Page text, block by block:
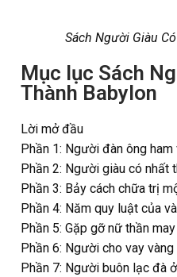
Sách Người Giàu
Mục lục Sách
Thành Babylon
Lời mở đầu
Phần 1: Người đàn ông ham
Phần 2: Người giàu có nhất
Phần 3: Bảy cách chữa trị
Phần 4: Năm quy luật của
Phần 5: Gặp gỡ nữ thần
Phần 6: Người cho vay
Phần 7: Người buôn lạc đà